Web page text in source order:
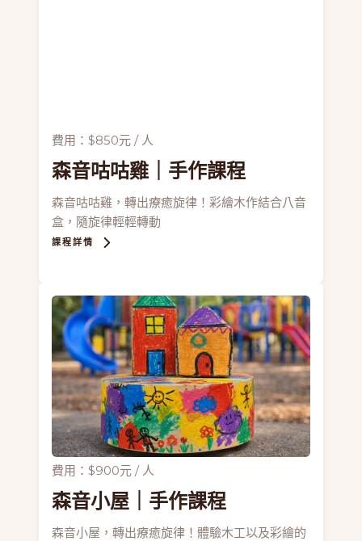
費用：$850元 / 人
森音咕咕雞 ｜手作課程
森音咕咕雞，轉出療癒旋律！彩繪木作結合八音
盒，隨旋律輕輕轉動
課程詳情
費用：$900元 / 人
森音小屋 ｜手作課程
森音小屋，轉出療癒旋律！體驗木工以及彩繪的